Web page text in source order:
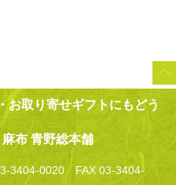
お取り寄せギフトにもどう
布 青野総本舗
3404-0020 FAX 03-3404-